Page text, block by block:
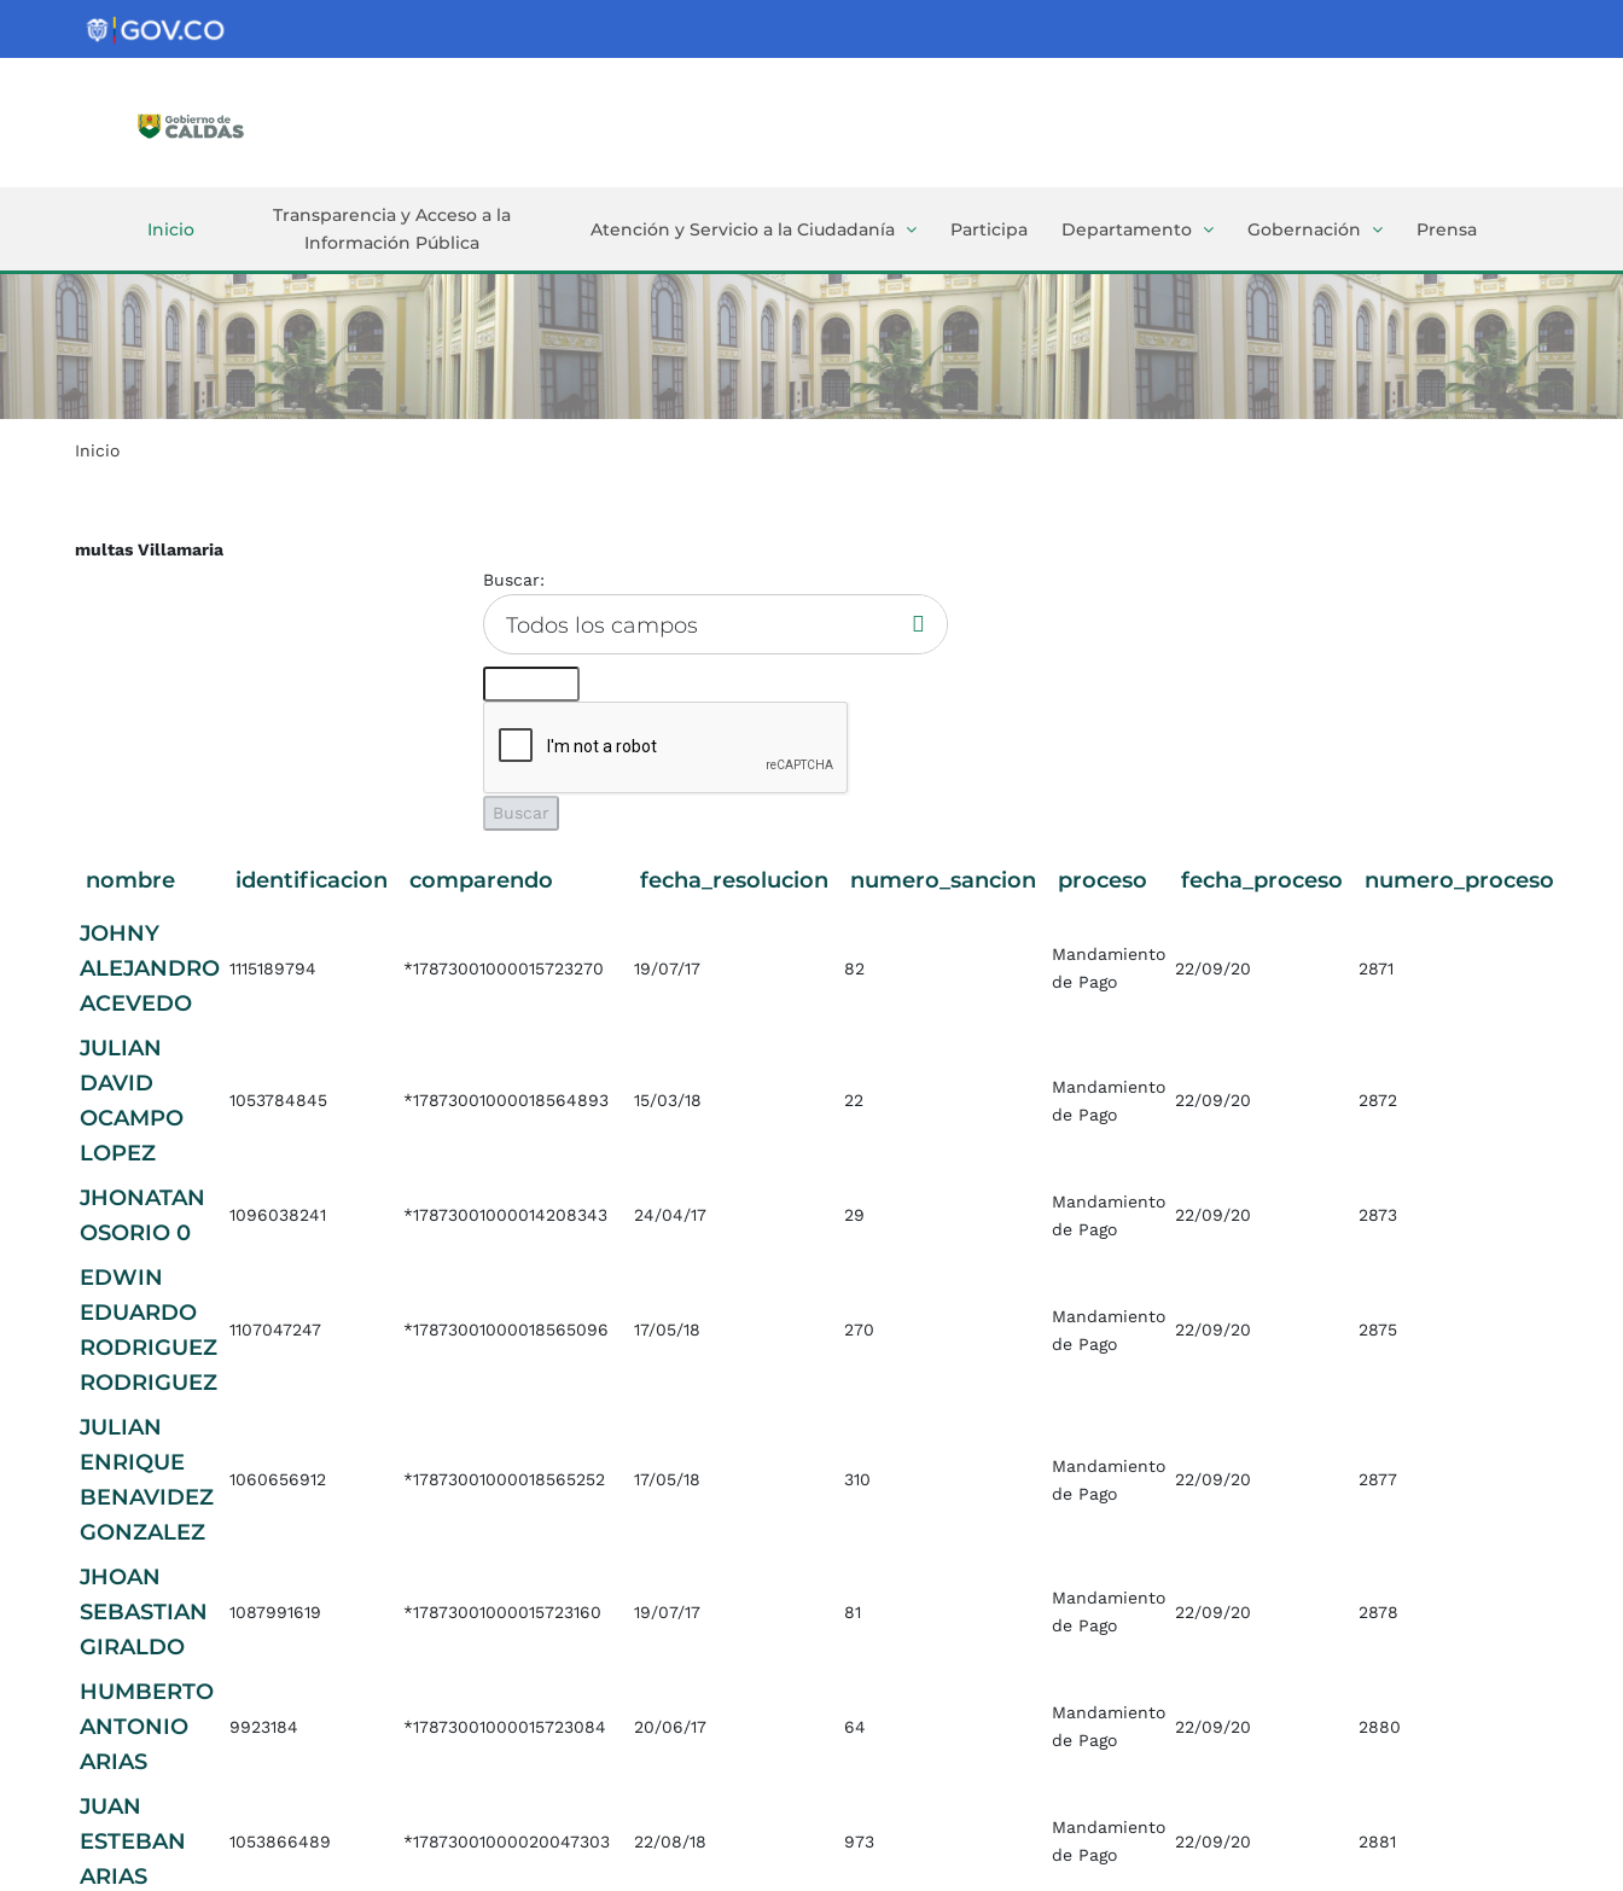
Gobernación
Inicio
Transparencia y Acceso a la
Información Pública
Atención y Servicio a la Ciudadanía Participa Departamento Gobernación Prensa
Inicio
multas Villamaria
Buscar:
Todos los campos
nombre identificacion comparendo fecha_resolucion numero_sancion proceso fecha_proceso
numero_proceso
JOHNY
ALEJANDRO
ACEVEDO
1115189794 *17873001000015723270 19/07/17 82
Mandamiento
de Pago
22/09/20 2871
JULIAN
DAVID
OCAMPO
LOPEZ
1053784845 *17873001000018564893 15/03/18 22
Mandamiento
de Pago
22/09/20 2872
JHONATAN
OSORIO 0
1096038241 *17873001000014208343 24/04/17 29
Mandamiento
de Pago
22/09/20 2873
EDWIN
EDUARDO
RODRIGUEZ
RODRIGUEZ
1107047247 *17873001000018565096 17/05/18 270
Mandamiento
de Pago
22/09/20 2875
JULIAN
ENRIQUE
BENAVIDEZ
GONZALEZ
1060656912 *17873001000018565252 17/05/18 310
Mandamiento
de Pago
22/09/20 2877
JHOAN
SEBASTIAN
GIRALDO
1087991619 *17873001000015723160 19/07/17 81
Mandamiento
de Pago
22/09/20 2878
HUMBERTO
ANTONIO
ARIAS
9923184 *17873001000015723084 20/06/17 64
Mandamiento
de Pago
22/09/20 2880
JUAN
ESTEBAN
ARIAS
1053866489 *17873001000020047303 22/08/18 973
Mandamiento
de Pago
22/09/20 2881